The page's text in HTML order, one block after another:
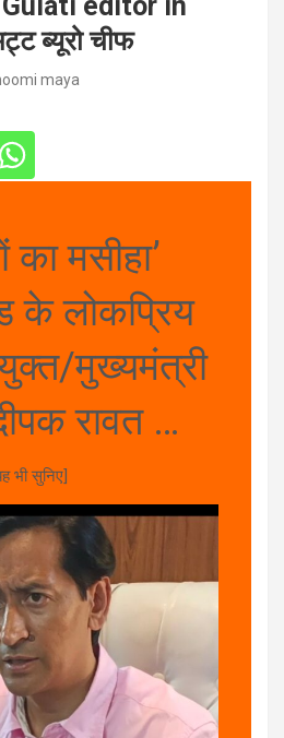
ब्यूरो चीफ
maya
का मसीहा’
के लोकप्रिय
मुख्यमंत्री
रावत …
भी सुनिए]